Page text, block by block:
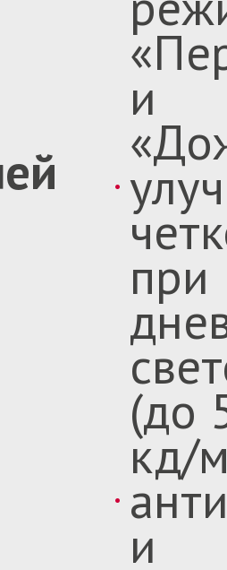
и
при
(до
кд/
и